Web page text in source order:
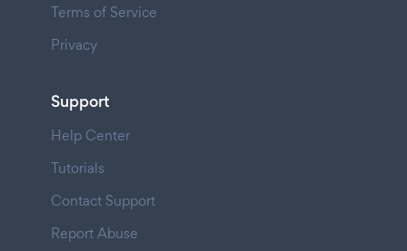
Terms of Service
Privacy
Support
Help Center
Tutorials
Contact Support
Report Abuse